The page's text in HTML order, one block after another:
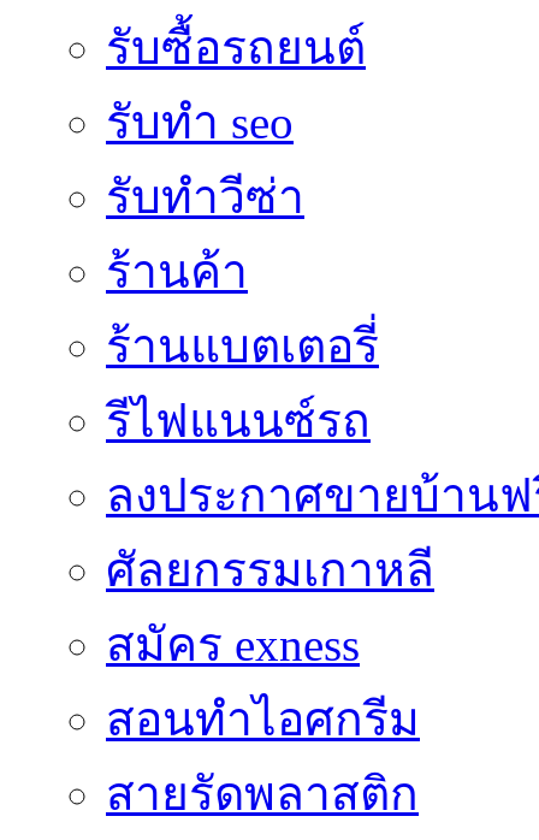
รับซื้อรถยนต์
รับทำ seo
รับทำวีซ่า
ร้านค้า
ร้านแบตเตอรี่
รีไฟแนนซ์รถ
ลงประกาศขายบ้าน
ศัลยกรรมเกาหลี
สมัคร exness
สอนทำไอศกรีม
สายรัดพลาสติก